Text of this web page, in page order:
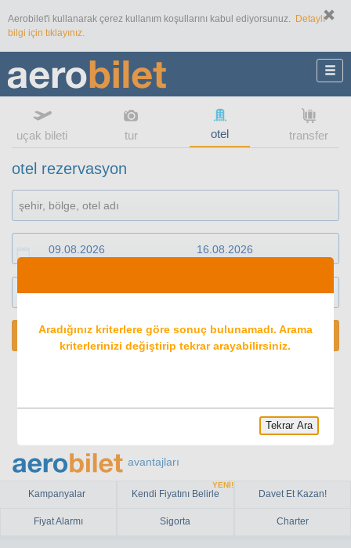
Aerobilet'i kullanarak çerez kullanım koşullarını kabul ediyorsunuz.
Detaylı
bilgi için tıklayınız.
uçak bileti tur otel transfer
otel rezervasyon
1 oda 2 konuk
ARA
avantajları
Kampanyalar Kendi Fiyatını Belirle
YENİ!
Davet Et Kazan!
Fiyat Alarmı Sigorta Charter
Aradığınız kriterlere göre sonuç bulunamadı. Arama
kriterlerinizi değiştirip tekrar arayabilirsiniz.
Tekrar Ara